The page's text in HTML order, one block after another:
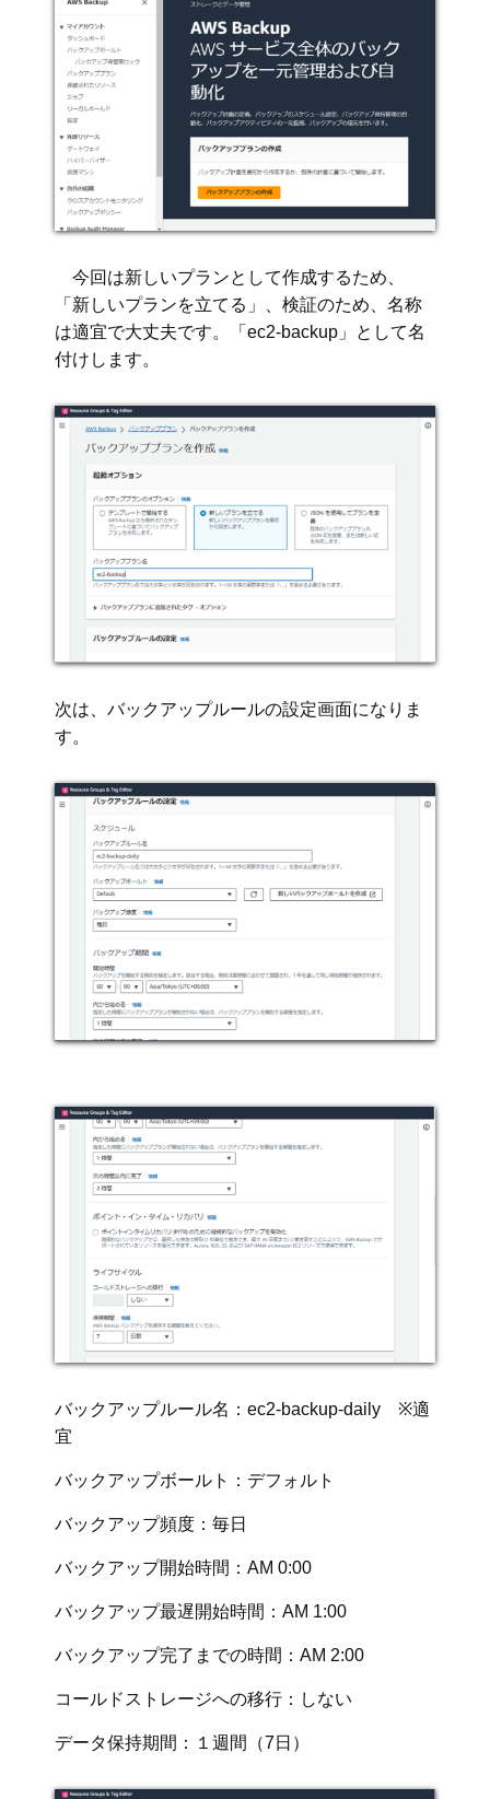
今回は新しいプランとして作成するため、
「新しいプランを立てる」、検証のため、名称
は適宜で大丈夫です。「ec2-backup」として名
付けします。
次は、バックアップルールの設定画面になりま
す。
バックアップルール名：ec2-backup-daily ※適
宜
バックアップボールト：デフォルト
バックアップ頻度：毎日
バックアップ開始時間：AM 0:00
バックアップ最遅開始時間：AM 1:00
バックアップ完了までの時間：AM 2:00
コールドストレージへの移行：しない
データ保持期間：１週間（7日）